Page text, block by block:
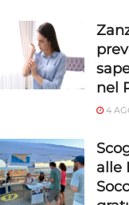
nel
4
alle